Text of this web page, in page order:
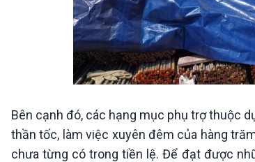
Bên cạnh đó, các hạng mục phụ trợ thuộc
thần tốc, làm việc xuyên đêm của hàng
chưa từng có trong tiền lệ. Để đạt được